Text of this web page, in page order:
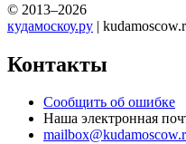
© 2013–2026
кудамоскоу.ру |
Контакты
Сообщить об ошибке
Наша электронная